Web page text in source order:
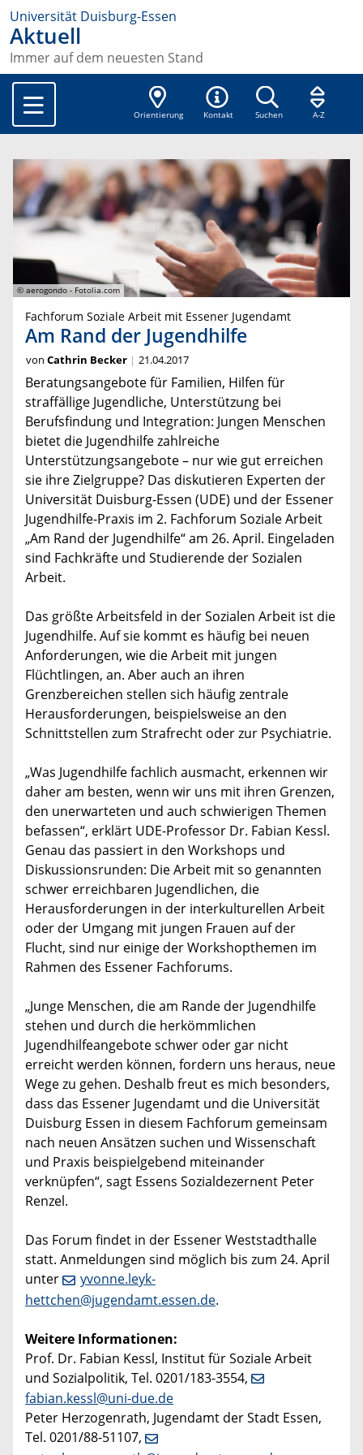
Universität Duisburg-Essen
Aktuell
Immer auf dem neuesten Stand
Orientierung Kontakt Suchen A-Z
© aerogondo - Fotolia.com
Fachforum Soziale Arbeit mit Essener Jugendamt
Am Rand der Jugendhilfe
von Cathrin Becker 21.04.2017
Beratungsangebote für Familien, Hilfen für
straffällige Jugendliche, Unterstützung bei
Berufsfindung und Integration: Jungen Menschen
bietet die Jugendhilfe zahlreiche
Unterstützungsangebote – nur wie gut erreichen
sie ihre Zielgruppe? Das diskutieren Experten der
Universität Duisburg-Essen (UDE) und der Essener
Jugendhilfe-Praxis im 2. Fachforum Soziale Arbeit
„Am Rand der Jugendhilfe“ am 26. April. Eingeladen
sind Fachkräfte und Studierende der Sozialen
Arbeit.
Das größte Arbeitsfeld in der Sozialen Arbeit ist die
Jugendhilfe. Auf sie kommt es häufig bei neuen
Anforderungen, wie die Arbeit mit jungen
Flüchtlingen, an. Aber auch an ihren
Grenzbereichen stellen sich häufig zentrale
Herausforderungen, beispielsweise an den
Schnittstellen zum Strafrecht oder zur Psychiatrie.
„Was Jugendhilfe fachlich ausmacht, erkennen wir
daher am besten, wenn wir uns mit ihren Grenzen,
den unerwarteten und auch schwierigen Themen
befassen“, erklärt UDE-Professor Dr. Fabian Kessl.
Genau das passiert in den Workshops und
Diskussionsrunden: Die Arbeit mit so genannten
schwer erreichbaren Jugendlichen, die
Herausforderungen in der interkulturellen Arbeit
oder der Umgang mit jungen Frauen auf der
Flucht, sind nur einige der Workshopthemen im
Rahmen des Essener Fachforums.
„Junge Menschen, die am Rande der Jugendhilfe
stehen und durch die herkömmlichen
Jugendhilfeangebote schwer oder gar nicht
erreicht werden können, fordern uns heraus, neue
Wege zu gehen. Deshalb freut es mich besonders,
dass das Essener Jugendamt und die Universität
Duisburg Essen in diesem Fachforum gemeinsam
nach neuen Ansätzen suchen und Wissenschaft
und Praxis beispielgebend miteinander
verknüpfen“, sagt Essens Sozialdezernent Peter
Renzel.
Das Forum findet in der Essener Weststadthalle
statt. Anmeldungen sind möglich bis zum 24. April
unter
yvonne.leyk-
hettchen@jugendamt.essen.de.
Weitere Informationen:
Prof. Dr. Fabian Kessl, Institut für Soziale Arbeit
und Sozialpolitik, Tel. 0201/183-3554,
fabian.kessl@uni-due.de
Peter Herzogenrath, Jugendamt der Stadt Essen,
Tel. 0201/88-51107,